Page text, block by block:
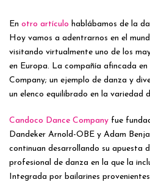
En otro artículo hablábamos de la
Hoy vamos a adentrarnos en el
visitando virtualmente uno de los
en Europa. La compañía afincada
Company; un ejemplo de danza y
un elenco equilibrado en la variedad
Candoco Dance Company fue
Dandeker Arnold-OBE y Adam
continuan desarrollando su apuesta
profesional de danza en la que la
Integrada por bailarines